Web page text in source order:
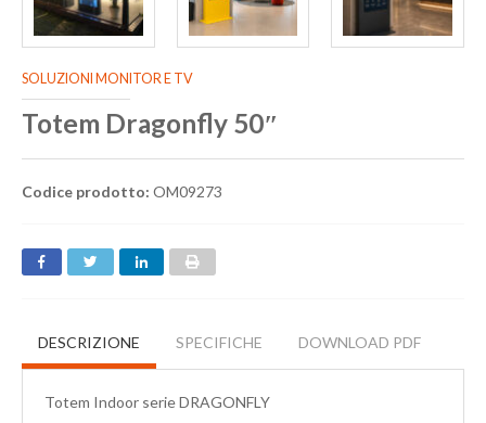
SOLUZIONI MONITOR E TV
Totem Dragonfly 50″
Codice prodotto: OM09273
DESCRIZIONE SPECIFICHE DOWNLOAD PDF
Totem Indoor serie DRAGONFLY